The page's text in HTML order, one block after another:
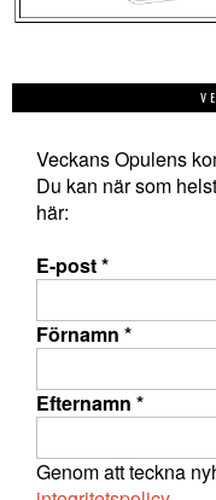
Veckans Opulens
Du kan när som
här:
E-post*
Förnamn *
Efternamn *
Genom att teckna